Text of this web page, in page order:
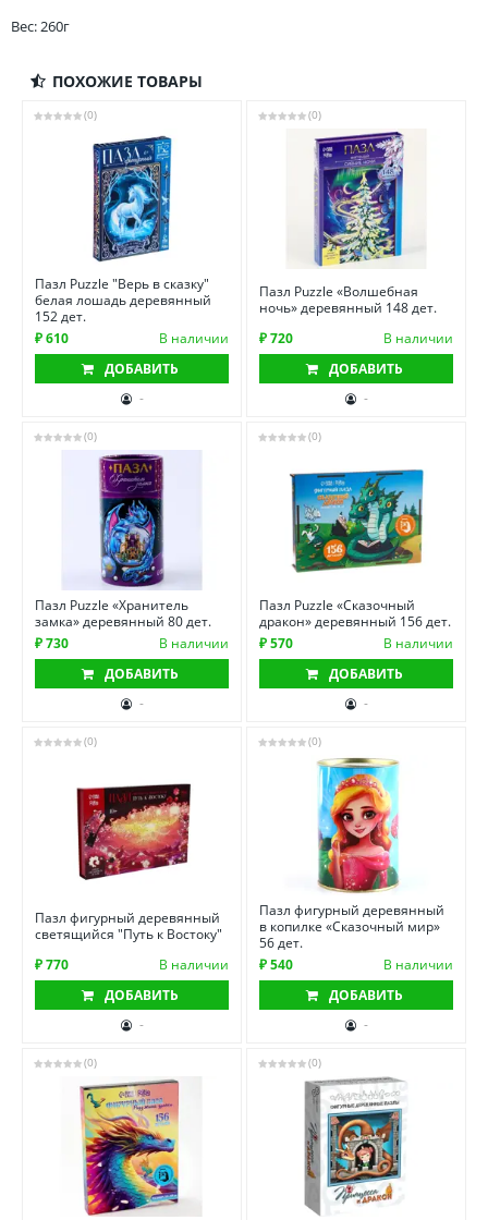
Вес: 260г
ПОХОЖИЕ ТОВАРЫ
(0)
Пазл Puzzle "Верь в сказку"
белая лошадь деревянный
152 дет.
₽ 610
В наличии
ДОБАВИТЬ
-
(0)
Пазл Puzzle «Волшебная
ночь» деревянный 148 дет.
₽ 720
В наличии
ДОБАВИТЬ
-
(0)
Пазл Puzzle «Хранитель
замка» деревянный 80 дет.
₽ 730
В наличии
ДОБАВИТЬ
-
(0)
Пазл Puzzle «Сказочный
дракон» деревянный 156 дет.
₽ 570
В наличии
ДОБАВИТЬ
-
(0)
Пазл фигурный деревянный
светящийся "Путь к Востоку"
₽ 770
В наличии
ДОБАВИТЬ
-
(0)
Пазл фигурный деревянный
в копилке «Сказочный мир»
56 дет.
₽ 540
В наличии
ДОБАВИТЬ
-
(0) (0)